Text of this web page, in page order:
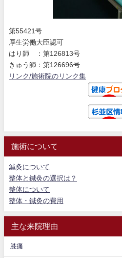
第55421号
厚生労働大臣認可
はり師 ：第126813号
きゅう師：第126696号
リンク/施術院のリンク集
施術について
鍼灸について
整体と鍼灸の選択は？
整体について
整体・鍼灸の費用
主な来院理由
膝痛